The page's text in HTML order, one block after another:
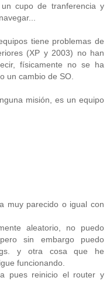
cupo de tranferencia y
tiene problemas de
(XP y 2003) no han
físicamente no se ha
un cambio de SO.
misión, es un equipo
muy parecido o igual con
aleatorio, no puedo
sin embargo puedo
y otra cosa que he
funcionando.
pues reinicio el router y